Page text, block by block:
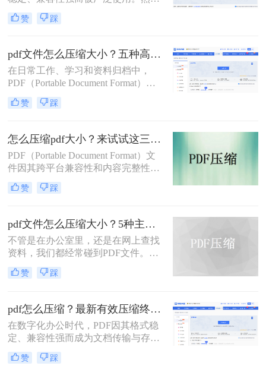
而，PDF文件体积过大常会导致存储
空间不足、传输速度慢等问题。那么
4种常用的PDF压缩方法，帮助您快速
减小文件大小。
赞 踩
pdf文件怎么压缩大小？五种高效方法全面解析与实战！
在日常工作、学习和资料归档中，
PDF（Portable Document Format）因
其跨平台、格式固定的特性而成为最
常用的文件格式之一。然而，随之而
不仅占用存储空间，更在邮件发送、
即时通讯传输和网页上传时带来诸多
不便。如何在不显著损失质量的前提
下，有效“瘦身”PDF文件，已成为一
项必备技能。
赞 踩
怎么压缩pdf大小？来试试这三种压缩方式！
PDF（Portable Document Format）文
件因其跨平台兼容性和内容完整性而
广泛应用于各种场合。然而，随着
PDF文件中包含的图片、图表、字体
大，给存储和传输带来了不便。那么
怎么压缩pdf大小呢？为了解决这个问
题，本文将介绍三种压缩PDF大小的
方法。
赞 踩
pdf文件怎么压缩大小？5种主流压缩方法分享！
不管是在办公室里，还是在网上查找
资料，我们都经常碰到PDF文件。在
工作中，发送邮件需要PDF文件格
式，但太大的PDF文件也是一个棘手
被限制为5M，否则就发送不了。若能
pdf文件怎么压缩大小，那就可轻松上
传。在今天，我们将分享两种简单的
pdf文件压缩方式。
赞 踩
pdf怎么压缩？最新有效压缩终极指南！
在数字化办公时代，PDF因其格式稳
定、兼容性强而成为文档传输与存档
的首选。然而，高分辨率图片、嵌入
字体和多媒体内容也使得PDF文件体
赞 踩